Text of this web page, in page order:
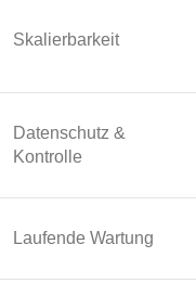
Skalierbarkeit
Datenschutz &
Kontrolle
Laufende Wartung